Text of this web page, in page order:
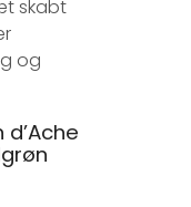
skabt
og
d’Ache